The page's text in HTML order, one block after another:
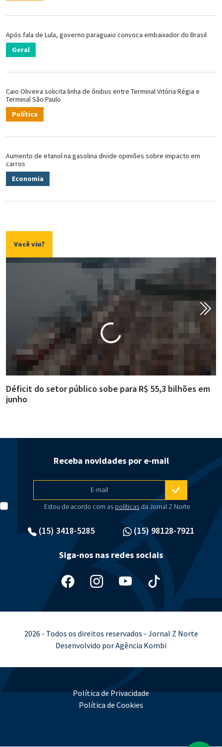
Após fala de Lula, governo paraguaio convoca embaixador do Brasil
Geral
Caio Oliveira solicita linha de ônibus entre Terminal Vitória Régia e
Terminal São Paulo
Política
Aumento de etanol na gasolina divide opiniões sobre impacto em
carros
Economia
Você viu?
Déficit do setor público sobe para R$ 55,3 bilhões em
junho
(15) 3418-5285 (15) 98128-7921
Receba novidades por e-mail
E-mail
Estou de acordo com as políticasda Jornal Z Norte
Siga-nos nas redes sociais
2026 - Todos os direitos reservados - Jornal Z Norte
Desenvolvido por Agência Kombi
Política de Privacidade
Política de Cookies